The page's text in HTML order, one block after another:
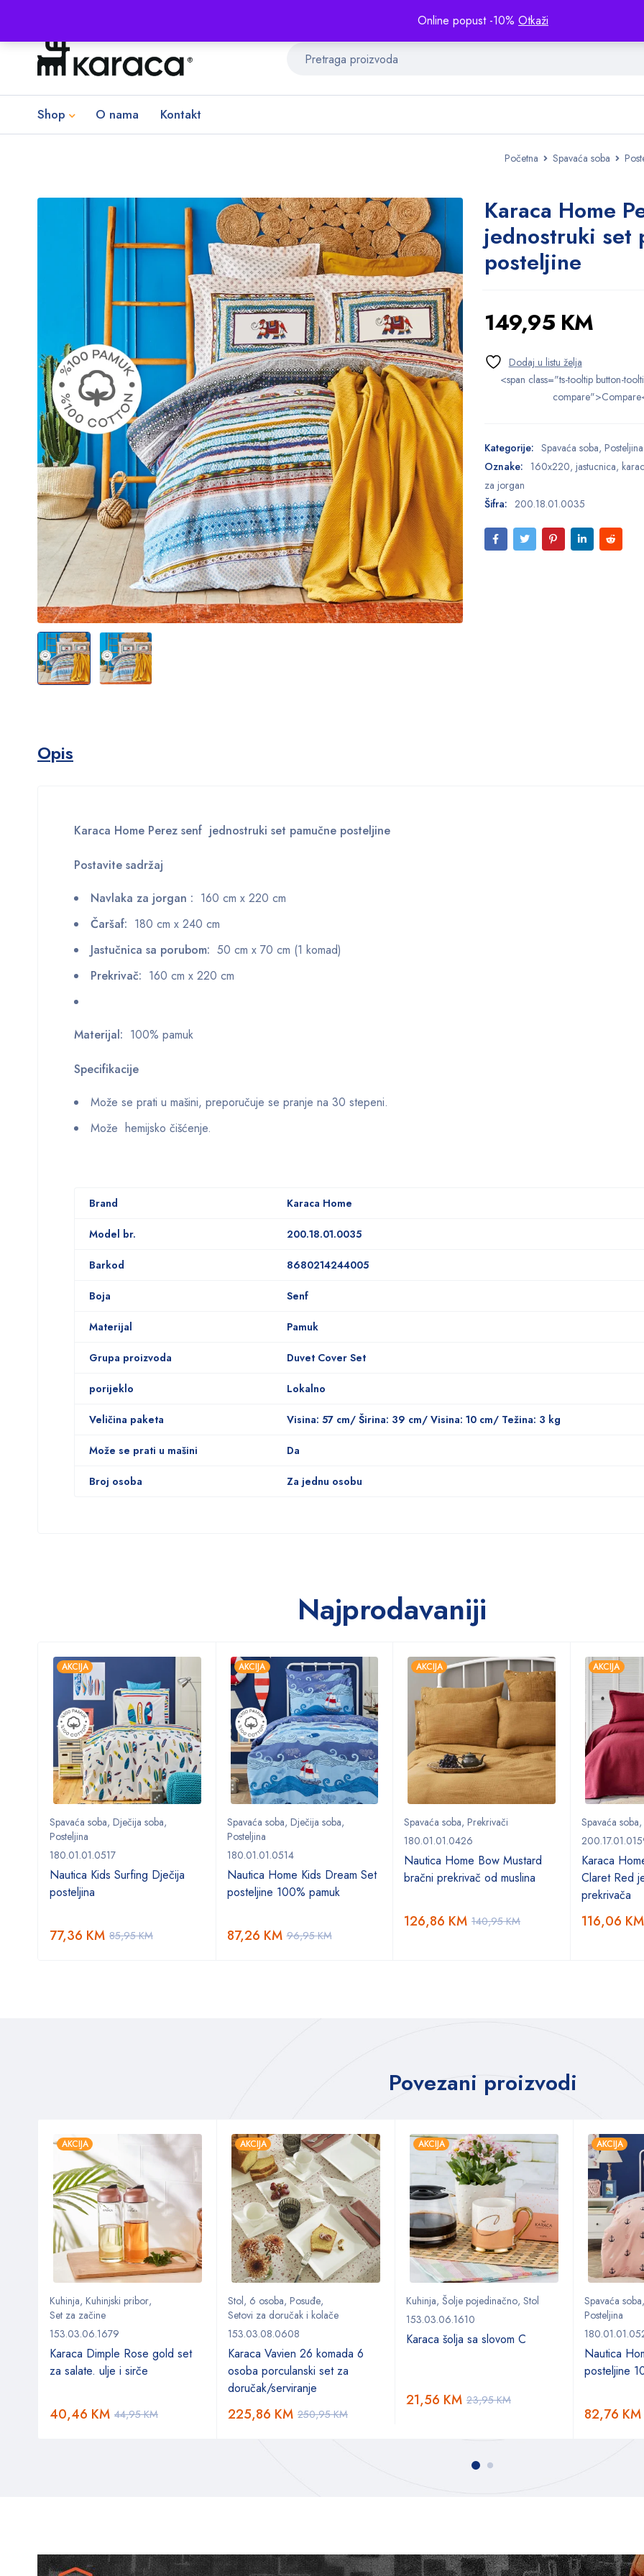
Online popust -10% Otkaži
Shop O nama Kontakt
Početna Spavaća soba
Karaca Home
jednostruki set
posteljine
149,95 KM
<span class="ts-tooltip button-
Kategorije: Spavaća soba, Posteljina
Oznake: 160x220, jastucnica,
za jorgan
Šifra: 200.18.01.0035
Opis
Karaca Home Perez senf jednostruki set pamučne posteljine
Postavite sadržaj
Navlaka za jorgan : 160 cm x 220 cm
Čaršaf: 180 cm x 240 cm
Jastučnica sa porubom: 50 cm x 70 cm (1 komad)
Prekrivač: 160 cm x 220 cm
Materijal: 100% pamuk
Specifikacije
Može se prati u mašini, preporučuje se pranje na 30 stepeni.
Može hemijsko čišćenje.
Brand Karaca Home
Model br. 200.18.01.0035
Barkod 8680214244005
Boja Senf
Materijal Pamuk
Grupa proizvoda Duvet Cover Set
porijeklo Lokalno
Veličina paketa Visina: 57 cm/ Širina: 39 cm/ Visina: 10 cm/ Težina: 3 kg
Može se prati u mašini Da
Broj osoba Za jednu osobu
Najprodavaniji
AKCIJA
Spavaća soba, Dječija soba,
Posteljina
180.01.01.0517
Nautica Kids Surfing Dječija
posteljina
85,95KM
77,36 KM
AKCIJA
Spavaća soba, Dječija soba,
Posteljina
180.01.01.0514
Nautica Home Kids Dream Set
posteljine 100% pamuk
96,95KM
87,26 KM
AKCIJA
Spavaća soba, Prekrivači
180.01.01.0426
Nautica Home Bow Mustard
bračni prekrivač od muslina
140,95KM
126,86 KM
AKCIJA
Spavaća soba,
Karaca
Claret Red
prekrivača
116,06 KM
Povezani proizvodi
AKCIJA
Kuhinja, Kuhinjski pribor,
Set za začine
153.03.06.1679
Karaca Dimple Rose gold set
za salate. ulje i sirče
44,95KM
40,46 KM
AKCIJA
Stol, 6 osoba, Posuđe,
Setovi za doručak i kolače
153.03.08.0608
Karaca Vavien 26 komada 6
osoba porculanski set za
doručak/serviranje
250,95KM
225,86 KM
AKCIJA
Kuhinja, Šolje pojedinačno, Stol
153.03.06.1610
Karaca šolja sa slovom C
23,95KM
21,56 KM
AKCIJA
Spavaća soba,
Posteljina
Nautica
posteljine
82,76 KM